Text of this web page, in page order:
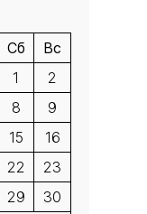
Сб
Вс
1
2
8
9
15
16
22
23
29
30